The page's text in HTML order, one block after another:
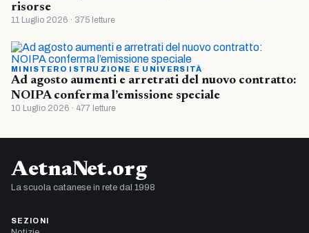
risorse
11 Luglio 2026 · 375 letture
MINISTERO ISTRUZIONE E UNIVERSITÀ
Ad agosto aumenti e arretrati del nuovo contratto:
NOIPA conferma l’emissione speciale
10 Luglio 2026 · 477 letture
AetnaNet.org
La scuola catanese in rete dal 1998
SEZIONI